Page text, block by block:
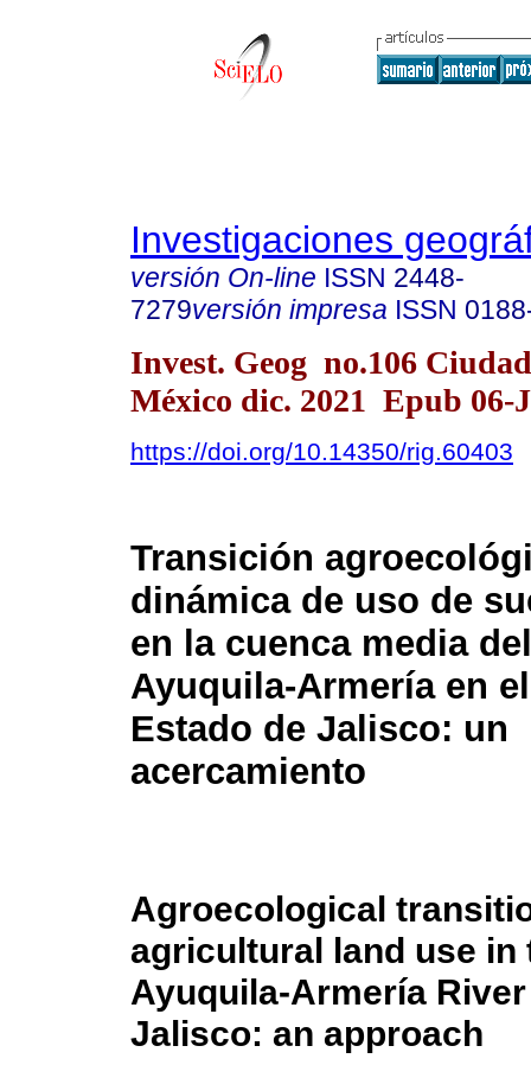
Investigaciones
versión On-line ISSN 2448-
7279versión impresa ISSN
Invest. Geog no.106
México dic. 2021 Epub 06-
https://doi.org/10.14350/rig.60403
Transición
dinámica de uso de
en la cuenca media
Ayuquila-Armería en
Estado de Jalisco: un
acercamiento
Agroecological
agricultural land use in
Ayuquila-Armería
Jalisco: an approach